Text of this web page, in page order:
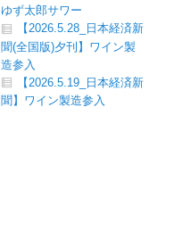
ゆず太郎サワー
【2026.5.28_日本経済新
聞(全国版)夕刊】ワイン製
造参入
【2026.5.19_日本経済新
聞】ワイン製造参入